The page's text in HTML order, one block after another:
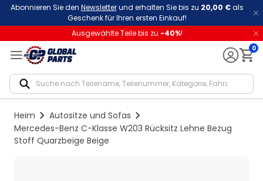
Abonnieren Sie den Newsletterund erhalten Sie bis zu 20,00 €als
Geschenk für Ihren ersten Einkauf!
Ausgewählte Teile bis zu -40%!
0
Heim
Autositze und Sofas
Mercedes-Benz C-Klasse W203 Rücksitz Lehne Bezug
Stoff Quarzbeige Beige